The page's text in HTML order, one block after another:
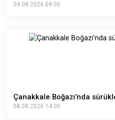
09.08.2026 09:00
Çanakkale Boğazı’nda
08.08.2026 14:00